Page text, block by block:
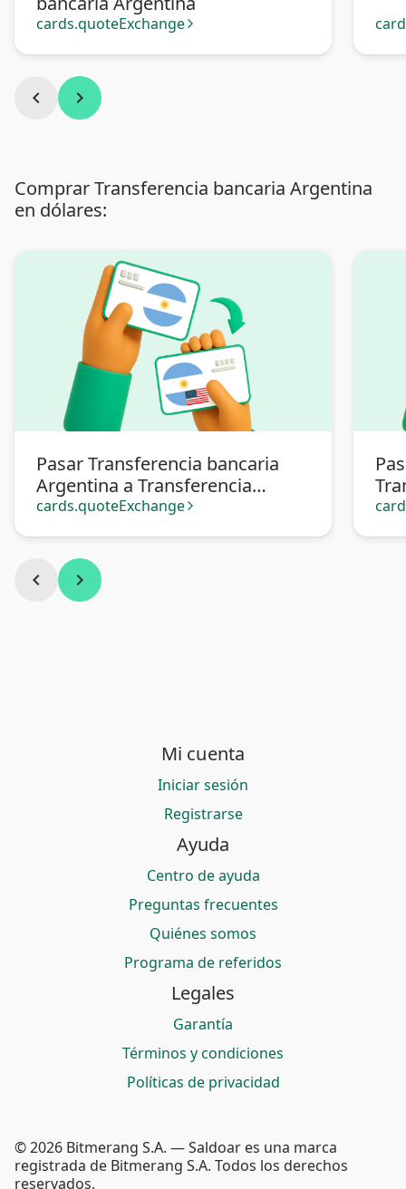
cards.quoteExchange arrow_forward_ios
chevron_left chevron_right
Comprar Transferencia bancaria Argentina
en dólares:
Pasar Transferencia bancaria
Argentina a Transferencia
bancaria Argentina en dólares
cards.quoteExchange arrow_forward_ios
chevron_left chevron_right
Mi cuenta
Iniciar sesión
Registrarse
Ayuda
Centro de ayuda
Preguntas frecuentes
Quiénes somos
Programa de referidos
Legales
Garantía
Términos y condiciones
Políticas de privacidad
© 2026 Bitmerang S.A. — Saldoar es una marca
registrada de Bitmerang S.A. Todos los derechos
reservados.